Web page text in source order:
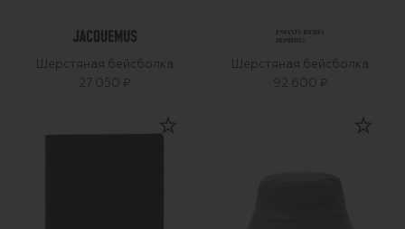
Шерстяная бейсболка
27 050 ₽
Шерстяная бейсболка
92 600 ₽